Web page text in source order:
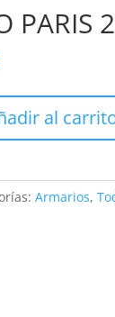
PARIS
al
Armarios,